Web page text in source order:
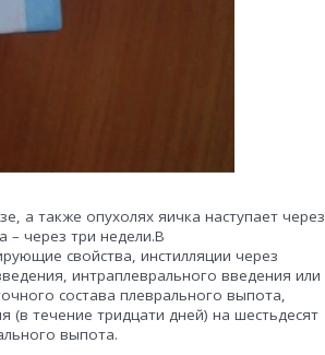
а также опухолях яичка наступает через
– через три недели.В
свойства, инстилляции через
интраплеврального введения или
состава плеврального выпота,
(в течение тридцати дней) на шестьдесят
выпота.